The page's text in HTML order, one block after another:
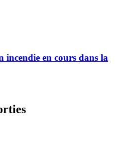
incendie en cours dans la